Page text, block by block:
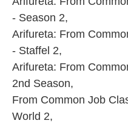
- Season 2,
Arifureta: From
- Staffel 2,
Arifureta: From
2nd Season,
From Common Job
World 2,